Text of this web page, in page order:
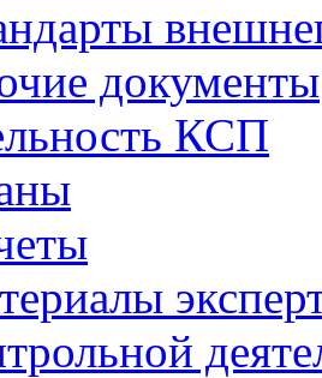
документы
КСП